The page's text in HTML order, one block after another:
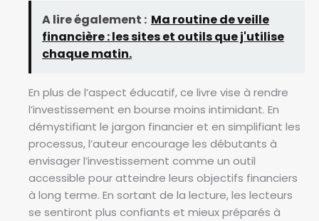
A lire également : Ma routine de veille
financière : les sites et outils que j'utilise
chaque matin.
En plus de l’aspect éducatif, ce livre vise à rendre
l’investissement en bourse moins intimidant. En
démystifiant le jargon financier et en simplifiant les
processus, l’auteur encourage les débutants à
envisager l’investissement comme un outil
accessible pour atteindre leurs objectifs financiers
à long terme. En sortant de la lecture, les lecteurs
se sentiront plus confiants et mieux préparés à